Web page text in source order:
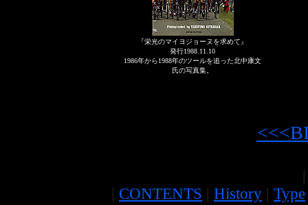
『栄光のマイヨジョーヌを求めて』
発行1988.11.10
1986年から1988年のツールを追った北中康文
氏の写真集。
|
| CONTENTS | History | Type